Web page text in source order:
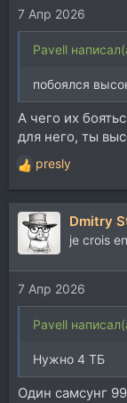
7 Апр 2026
Pavell
побоялся
А чего их
для него, ты
Р
е
а
к
и
и
:
presly
Dmitry
je crois
7 Апр 2026
Pavell
Нужно 4 ТБ
Один самсунг